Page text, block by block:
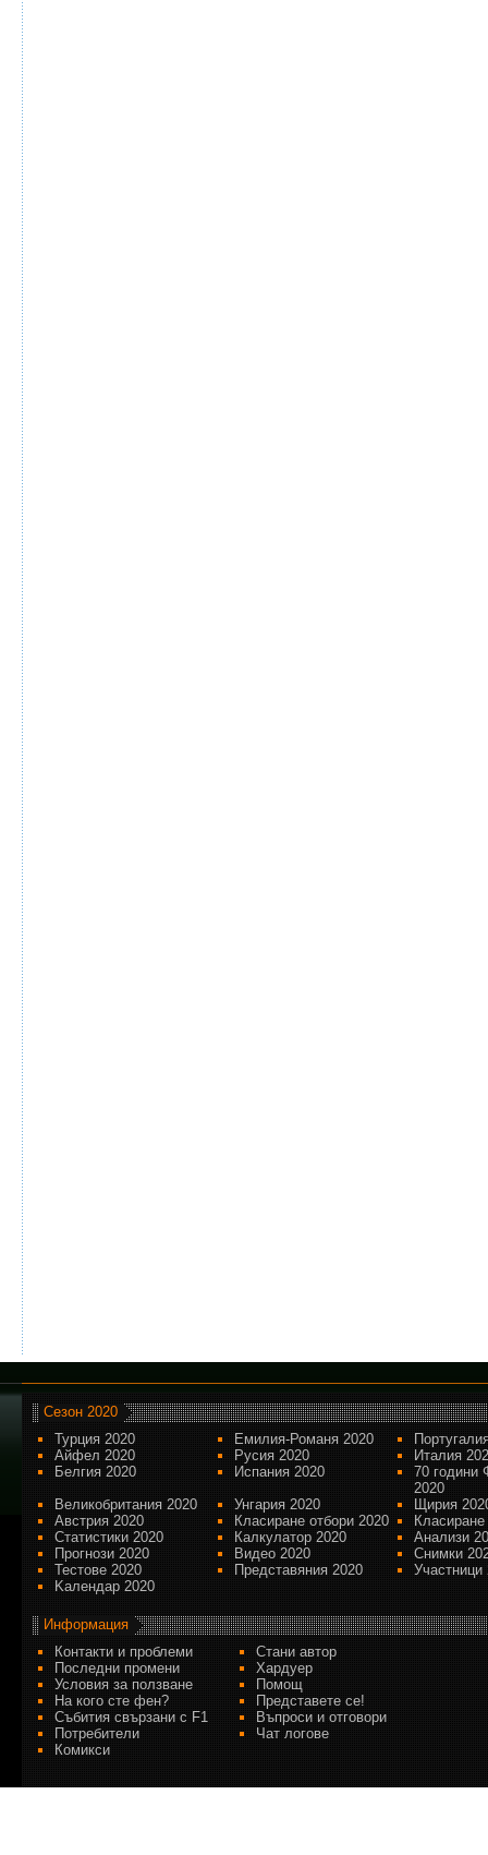
Сезон 2020
Турция 2020
Емилия-Романя 2020
Айфел 2020
Русия 2020
Италия
Белгия 2020
Испания 2020
70 години
2020
Великобритания 2020
Унгария 2020
Щирия
Австрия 2020
Класиране отбори 2020
Статистики 2020
Калкулатор 2020
Анализи
Прогнози 2020
Видео 2020
Снимки
Тестове 2020
Представяния 2020
Участници
Kалендар 2020
Информация
Контакти и проблеми
Стани автор
Последни промени
Хардуер
Условия за ползване
Помощ
На кого сте фен?
Представете се!
Събития свързани с F1
Въпроси и отговори
Потребители
Чат логове
Комикси